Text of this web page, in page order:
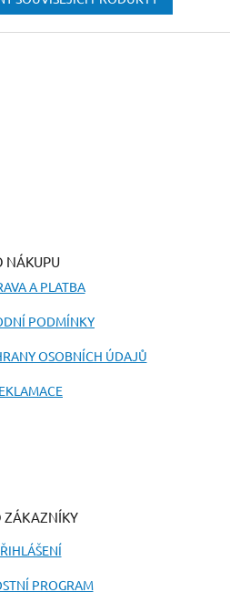
NÁKUPU
A PLATBA
PODMÍNKY
OSOBNÍCH ÚDAJŮ
ZÁKAZNÍKY
PROGRAM